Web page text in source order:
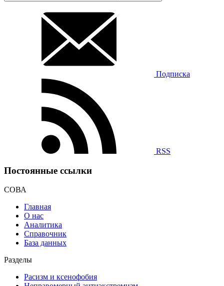
Подписка
RSS
Постоянные ссылки
СОВА
Главная
О нас
Аналитика
Справочник
База данных
Разделы
Расизм и ксенофобия